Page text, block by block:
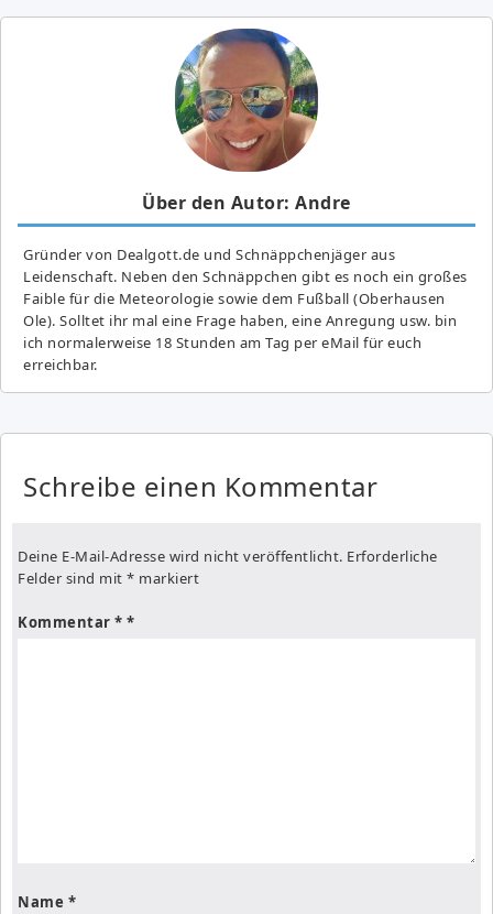
Über den Autor: Andre
Gründer von Dealgott.de und Schnäppchenjäger aus
Leidenschaft. Neben den Schnäppchen gibt es noch ein großes
Fai­ble für die Meteorologie sowie dem Fußball (Oberhausen
Ole). Solltet ihr mal eine Frage haben, eine Anregung usw. bin
ich normalerweise 18 Stunden am Tag per eMail für euch
erreichbar.
Schreibe einen Kommentar
Deine E-Mail-Adresse wird nicht veröffentlicht. Erforderliche
Felder sind mit * markiert
Kommentar *
Name *